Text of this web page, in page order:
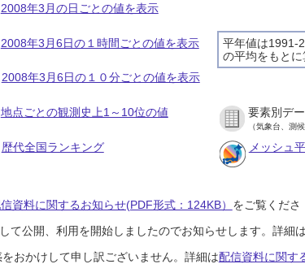
2008年3月の日ごとの値を表示
平年値は1991-
の平均をもとに
2008年3月6日の１時間ごとの値を表示
2008年3月6日の１０分ごとの値を表示
地点ごとの観測史上1～10位の値 要素別デ
（気象台、測
歴代全国ランキング メッシュ
資料に関するお知らせ(PDF形式：124KB） をご覧くださ
て公開、利用を開始しましたのでお知らせします。詳細は
おかけして申し訳ございません。詳細は配信資料に関す